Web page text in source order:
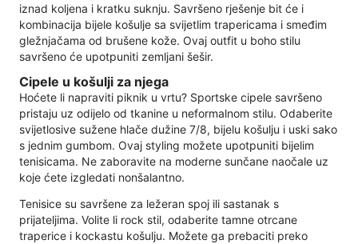
iznad koljena i kratku suknju. Savršeno rješenje bit će i
kombinacija bijele košulje sa svijetlim trapericama i smeđim
gležnjačama od brušene kože. Ovaj outfit u boho stilu
savršeno će upotpuniti zemljani šešir.
Cipele u košulji za njega
Hoćete li napraviti piknik u vrtu? Sportske cipele savršeno
pristaju uz odijelo od tkanine u neformalnom stilu. Odaberite
svijetlosive sužene hlače dužine 7/8, bijelu košulju i uski sako
s jednim gumbom. Ovaj styling možete upotpuniti bijelim
tenisicama. Ne zaboravite na moderne sunčane naočale uz
koje ćete izgledati nonšalantno.
Tenisice su savršene za ležeran spoj ili sastanak s
prijateljima. Volite li rock stil, odaberite tamne otrcane
traperice i kockastu košulju. Možete ga prebaciti preko